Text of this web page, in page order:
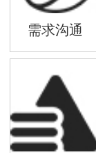
需求沟通